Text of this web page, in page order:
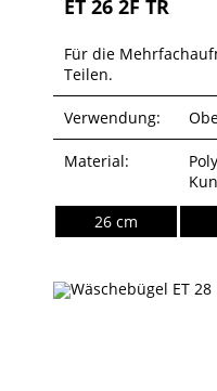
ET 26 2F TR
Für die
Teilen.
Verwendung:
Material:
26 cm